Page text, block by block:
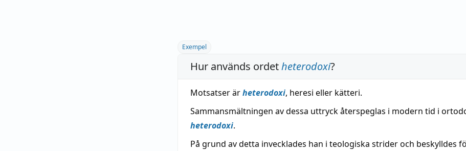
Exempel
Hur används ordetheterodoxi?
Motsatser ärheterodoxi, heresi eller kätteri.
Sammansmältningen av dessa uttryck återspeglas i modern tid i
heterodoxi.
På grund av detta invecklades han i teologiska strider och beskylldes